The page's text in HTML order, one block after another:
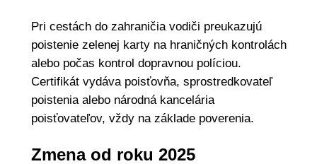
Pri cestách do zahraničia vodiči preukazujú
poistenie zelenej karty na hraničných kontrolách
alebo počas kontrol dopravnou políciou.
Certifikát vydáva poisťovňa, sprostredkovateľ
poistenia alebo národná kancelária
poisťovateľov, vždy na základe poverenia.
Zmena od roku 2025